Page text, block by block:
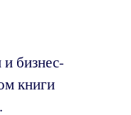
бизнес-
книги